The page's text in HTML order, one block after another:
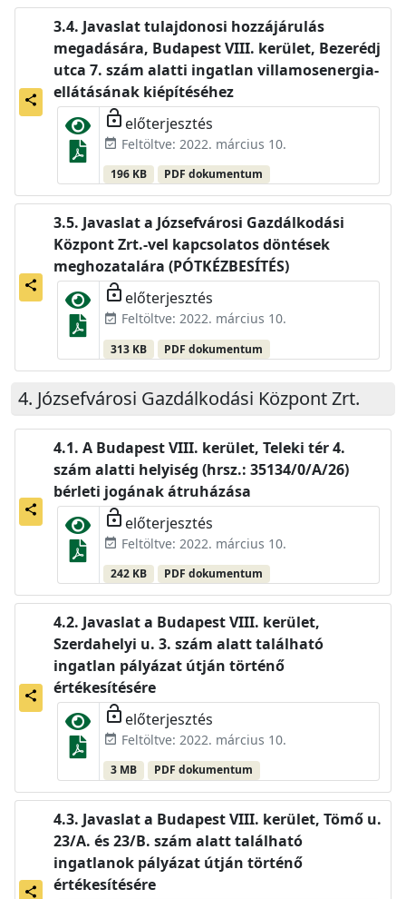
share
Javaslat tulajdonosi hozzájárulás
megadására, Budapest VIII. kerület, Bezerédj
utca 7. szám alatti ingatlan villamosenergia-
ellátásának kiépítéséhez
lock_open előterjesztés
event_available Feltöltve: 2022. március 10.
196 KB PDF dokumentum
share
Javaslat a Józsefvárosi Gazdálkodási
Központ Zrt.-vel kapcsolatos döntések
meghozatalára (PÓTKÉZBESÍTÉS)
lock_open előterjesztés
event_available Feltöltve: 2022. március 10.
313 KB PDF dokumentum
Józsefvárosi Gazdálkodási Központ Zrt.
share
A Budapest VIII. kerület, Teleki tér 4.
szám alatti helyiség (hrsz.: 35134/0/A/26)
bérleti jogának átruházása
lock_open előterjesztés
event_available Feltöltve: 2022. március 10.
242 KB PDF dokumentum
share
Javaslat a Budapest VIII. kerület,
Szerdahelyi u. 3. szám alatt található
ingatlan pályázat útján történő
értékesítésére
lock_open előterjesztés
event_available Feltöltve: 2022. március 10.
3 MB PDF dokumentum
share
Javaslat a Budapest VIII. kerület, Tömő u.
23/A. és 23/B. szám alatt található
ingatlanok pályázat útján történő
értékesítésére